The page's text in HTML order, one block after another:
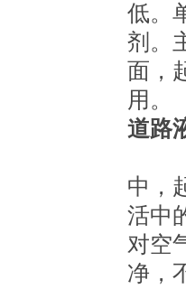
低。
剂。
面，
用。
道路
中，
活中
对空
净，